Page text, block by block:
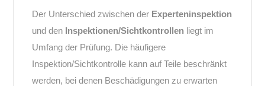
Der Unterschied zwischen der Experteninspektion
und den Inspektionen/Sichtkontrollen liegt im
Umfang der Prüfung. Die häufigere
Inspektion/Sichtkontrolle kann auf Teile beschränkt
werden, bei denen Beschädigungen zu erwarten